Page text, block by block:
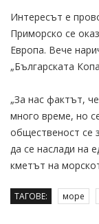
Интересът е
Приморско се
Европа. Вече
„Българската
„За нас фактът,
много време, но
общественост се
да се наслади на
кметът на
ТАГОВЕ: море